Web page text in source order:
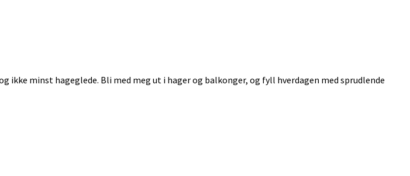
minst hageglede. Bli med meg ut i hager og balkonger, og fyll hverdagen med sprudlende